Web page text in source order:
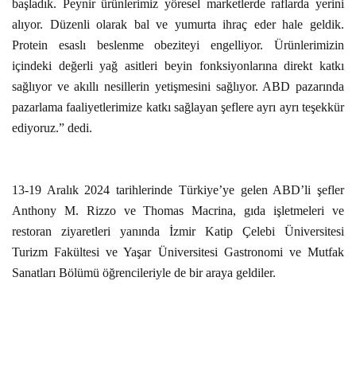
başladık. Peynir ürünlerimiz yöresel marketlerde raflarda yerini
alıyor. Düzenli olarak bal ve yumurta ihraç eder hale geldik.
Protein esaslı beslenme obeziteyi engelliyor. Ürünlerimizin
içindeki değerli yağ asitleri beyin fonksiyonlarına direkt katkı
sağlıyor ve akıllı nesillerin yetişmesini sağlıyor. ABD pazarında
pazarlama faaliyetlerimize katkı sağlayan şeflere ayrı ayrı teşekkür
ediyoruz.” dedi.
13-19 Aralık 2024 tarihlerinde Türkiye’ye gelen ABD’li şefler
Anthony M. Rizzo ve Thomas Macrina, gıda işletmeleri ve
restoran ziyaretleri yanında İzmir Katip Çelebi Üniversitesi
Turizm Fakültesi ve Yaşar Üniversitesi Gastronomi ve Mutfak
Sanatları Bölümü öğrencileriyle de bir araya geldiler.